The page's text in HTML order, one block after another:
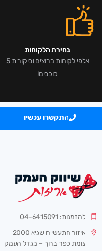
בחירת הלקוחות
אלפי לקוחות מרוצים וביקורות 5
כוכבים!
התקשרו עכשיו
להזמנות: 04-6415091
איזור התעשייה שגיא 2000
צומת כפר ברוך – מגדל העמק